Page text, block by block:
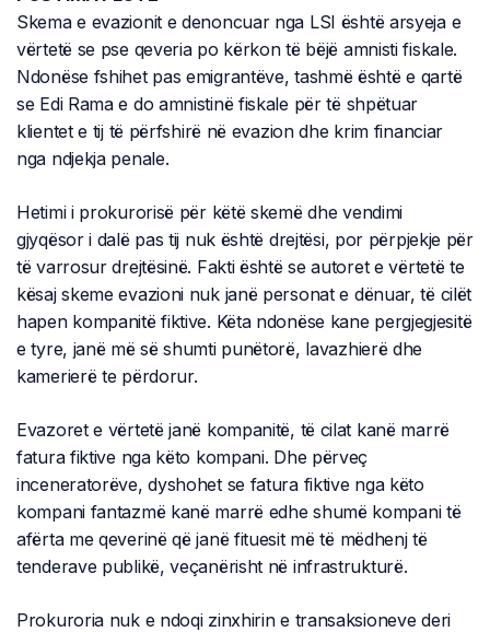
Skema e evazionit e denoncuar nga LSI është arsyeja e
vërtetë se pse qeveria po kërkon të bëjë amnisti fiskale.
Ndonëse fshihet pas emigrantëve, tashmë është e qartë
se Edi Rama e do amnistinë fiskale për të shpëtuar
klientet e tij të përfshirë në evazion dhe krim financiar
nga ndjekja penale.
Hetimi i prokurorisë për këtë skemë dhe vendimi
gjyqësor i dalë pas tij nuk është drejtësi, por përpjekje për
të varrosur drejtësinë. Fakti është se autoret e vërtetë te
kësaj skeme evazioni nuk janë personat e dënuar, të cilët
hapen kompanitë fiktive. Këta ndonëse kane pergjegjesitë
e tyre, janë më së shumti punëtorë, lavazhierë dhe
kamerierë te përdorur.
Evazoret e vërtetë janë kompanitë, të cilat kanë marrë
fatura fiktive nga këto kompani. Dhe përveç
inceneratorëve, dyshohet se fatura fiktive nga këto
kompani fantazmë kanë marrë edhe shumë kompani të
afërta me qeverinë që janë fituesit më të mëdhenj të
tenderave publikë, veçanërisht në infrastrukturë.
Prokuroria nuk e ndoqi zinxhirin e transaksioneve deri